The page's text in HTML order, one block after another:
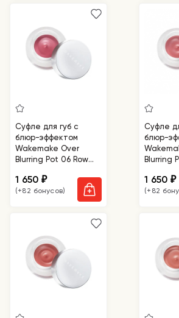
Суфле для губ с
блюр-эффектом
Wakemake Over
Blurring Pot 06 Row
1 650₽
(+82 бонусов)
Суфле
блюр-
Blurring
1 650₽
(+82